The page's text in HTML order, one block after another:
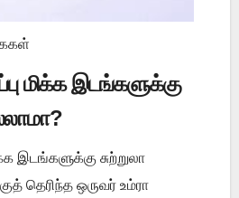
மிக்க இடங்களுக்கு
இடங்களுக்கு சுற்றுலா
தெரிந்த ஒருவர் உம்ரா